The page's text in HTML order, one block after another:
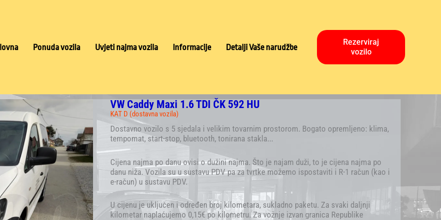
Ponuda vozila Uvjeti najma vozila Informacije Detalji Vaše narudžbe
Rezerviraj
vozilo
VW Caddy Maxi 1.6 TDI ČK 592 HU
KAT D (dostavna vozila)
Dostavno vozilo s 5 sjedala i velikim tovarnim prostorom. Bogato opremljeno: klima,
tempomat, start-stop, bluetooth, tonirana stakla...
Cijena najma po danu ovisi o dužini najma. Što je najam duži, to je cijena najma po
danu niža. Vozila su u sustavu PDV pa za tvrtke možemo ispostaviti i R-1 račun (kao i
e-račun) u sustavu PDV.
U cijenu je uključen i određen broj kilometara, sukladno paketu. Za svaki daljnji
kilometar naplaćujemo 0,15€ po kilometru. Za vožnje izvan granica Republike